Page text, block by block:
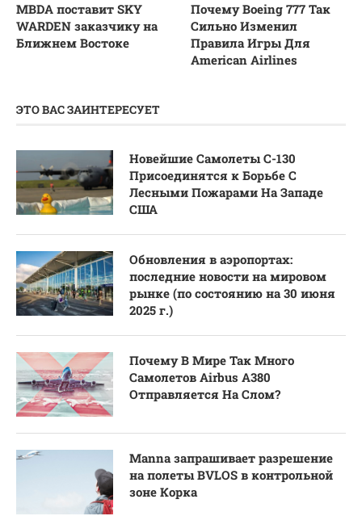
MBDA поставит SKY
WARDEN заказчику на
Ближнем Востоке
Почему Boeing 777 Так
Сильно Изменил
Правила Игры Для
American Airlines
ЭТО ВАС ЗАИНТЕРЕСУЕТ
Новейшие Самолеты C-130
Присоединятся к Борьбе С
Лесными Пожарами На Западе
США
Обновления в аэропортах:
последние новости на мировом
рынке (по состоянию на 30 июня
2025 г.)
Почему В Мире Так Много
Самолетов Airbus A380
Отправляется На Слом?
Manna запрашивает разрешение
на полеты BVLOS в контрольной
зоне Корка